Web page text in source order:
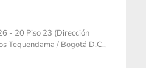
- 20 Piso 23 (Dirección
Tequendama / Bogotá D.C.,